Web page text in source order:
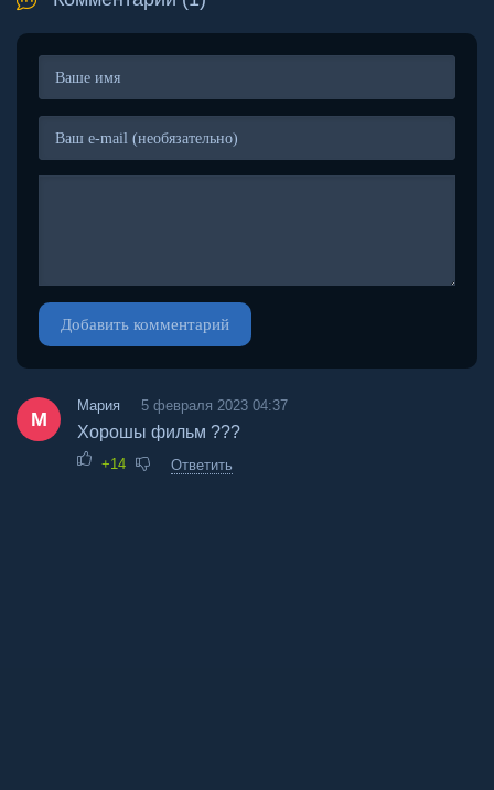
Добавить комментарий
М
Мария 5 февраля 2023 04:37
Хорошы фильм ???
+14 Ответить